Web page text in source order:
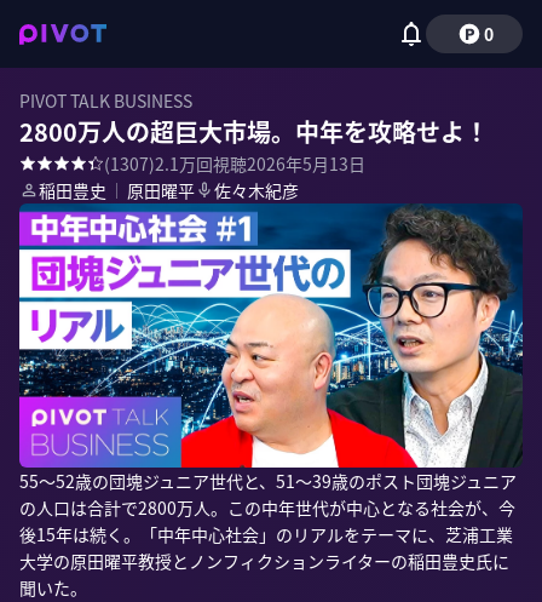
0
PIVOT TALK BUSINESS
2800万人の超巨大市場。中年を攻略せよ！
(1307)2.1万回視聴2026年5月13日
稲田豊史 ｜ 原田曜平 佐々木紀彦
55〜52歳の団塊ジュニア世代と、51〜39歳のポスト団塊ジュニア
の人口は合計で2800万人。この中年世代が中心となる社会が、今
後15年は続く。「中年中心社会」のリアルをテーマに、芝浦工業
大学の原田曜平教授とノンフィクションライターの稲田豊史氏に
聞いた。